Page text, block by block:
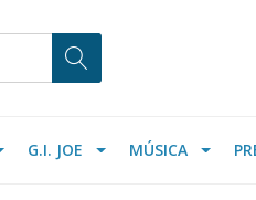
G.I. JOE MÚSICA